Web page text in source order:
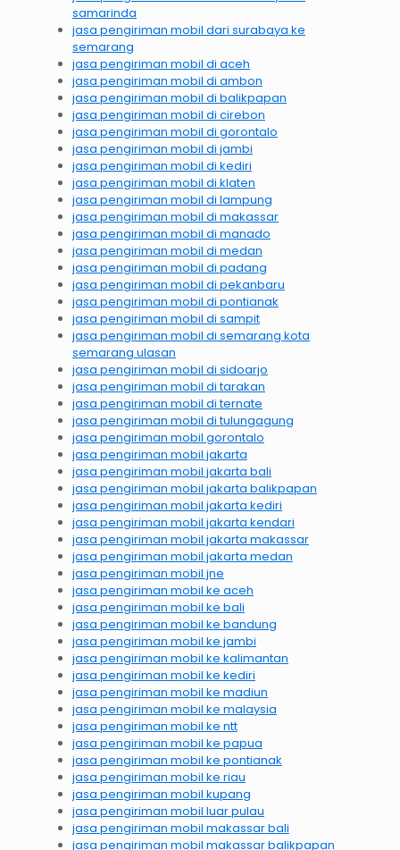
samarinda
jasa pengiriman mobil dari surabaya ke
semarang
jasa pengiriman mobil di aceh
jasa pengiriman mobil di ambon
jasa pengiriman mobil di balikpapan
jasa pengiriman mobil di cirebon
jasa pengiriman mobil di gorontalo
jasa pengiriman mobil di jambi
jasa pengiriman mobil di kediri
jasa pengiriman mobil di klaten
jasa pengiriman mobil di lampung
jasa pengiriman mobil di makassar
jasa pengiriman mobil di manado
jasa pengiriman mobil di medan
jasa pengiriman mobil di padang
jasa pengiriman mobil di pekanbaru
jasa pengiriman mobil di pontianak
jasa pengiriman mobil di sampit
jasa pengiriman mobil di semarang kota
semarang ulasan
jasa pengiriman mobil di sidoarjo
jasa pengiriman mobil di tarakan
jasa pengiriman mobil di ternate
jasa pengiriman mobil di tulungagung
jasa pengiriman mobil gorontalo
jasa pengiriman mobil jakarta
jasa pengiriman mobil jakarta bali
jasa pengiriman mobil jakarta balikpapan
jasa pengiriman mobil jakarta kediri
jasa pengiriman mobil jakarta kendari
jasa pengiriman mobil jakarta makassar
jasa pengiriman mobil jakarta medan
jasa pengiriman mobil jne
jasa pengiriman mobil ke aceh
jasa pengiriman mobil ke bali
jasa pengiriman mobil ke bandung
jasa pengiriman mobil ke jambi
jasa pengiriman mobil ke kalimantan
jasa pengiriman mobil ke kediri
jasa pengiriman mobil ke madiun
jasa pengiriman mobil ke malaysia
jasa pengiriman mobil ke ntt
jasa pengiriman mobil ke papua
jasa pengiriman mobil ke pontianak
jasa pengiriman mobil ke riau
jasa pengiriman mobil kupang
jasa pengiriman mobil luar pulau
jasa pengiriman mobil makassar bali
jasa pengiriman mobil makassar balikpapan